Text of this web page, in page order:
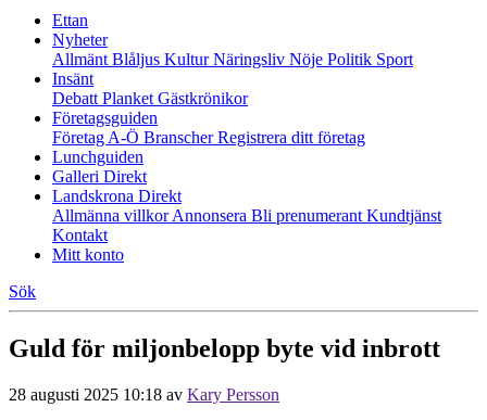
Ettan
Nyheter
Allmänt Blåljus KulturNäringsliv Nöje Politik Sport
Insänt
Debatt Planket Gästkrönikor
Företagsguiden
Företag A-Ö BranscherRegistrera ditt företag
Lunchguiden
Galleri Direkt
Landskrona Direkt
Allmänna villkorAnnonsera Bli prenumerant Kundtjänst
Kontakt
Mitt konto
Sök
Guld för miljonbelopp byte vid inbrott
28 augusti 2025 10:18 av Kary Persson